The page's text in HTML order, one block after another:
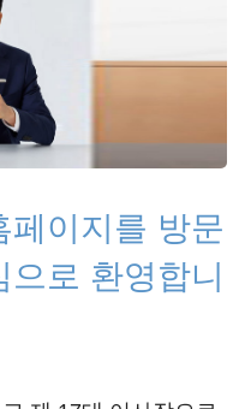
페이지를 방문
로 환영합니